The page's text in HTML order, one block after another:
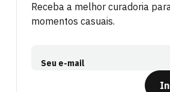
Receba a melhor curadoria
momentos casuais.
Seu e-mail